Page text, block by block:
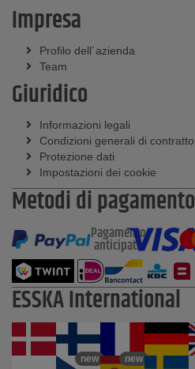
Impresa
Profilo dell´azienda
Team
Giuridico
Informazioni legali
Condizioni generali di contratto
Protezione dati
Impostazioni dei cookie
Metodi di pagamento
Pagamento
anticipato
ESSKA International
new new